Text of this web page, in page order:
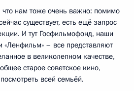
что нам тоже очень важно: помимо
существует, есть ещё запрос
И тут Госфильмофонд, наши
«Ленфильм» – все представляют
в великолепном качестве,
старое советское кино,
всей семьёй.